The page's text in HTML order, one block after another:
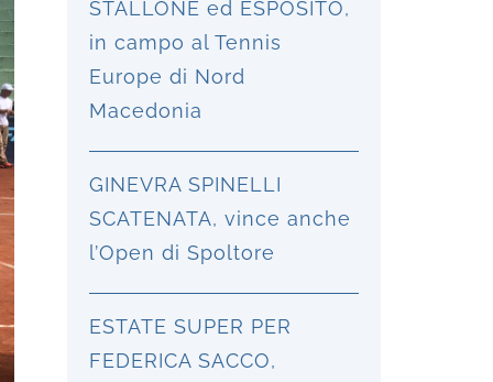
STALLONE ed ESPOSITO,
in campo al Tennis
Europe di Nord
Macedonia
GINEVRA SPINELLI
SCATENATA, vince anche
l’Open di Spoltore
ESTATE SUPER PER
FEDERICA SACCO,